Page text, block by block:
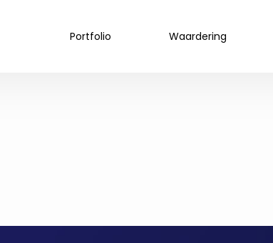
Portfolio Waardering